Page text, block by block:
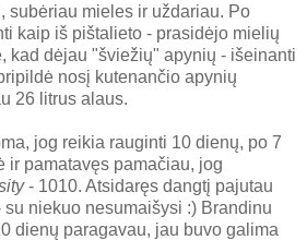
subėriau mieles ir uždariau. Po
kaip iš pištalieto - prasidėjo mielių
kad dėjau "šviežių" apynių - išeinanti
nosį kutenančio apynių
26 litrus alaus.
jog reikia rauginti 10 dienų, po 7
ir pamatavęs pamačiau, jog
- 1010. Atsidaręs dangtį pajutau
niekuo nesumaišysi :) Brandinu
dienų paragavau, jau buvo galima